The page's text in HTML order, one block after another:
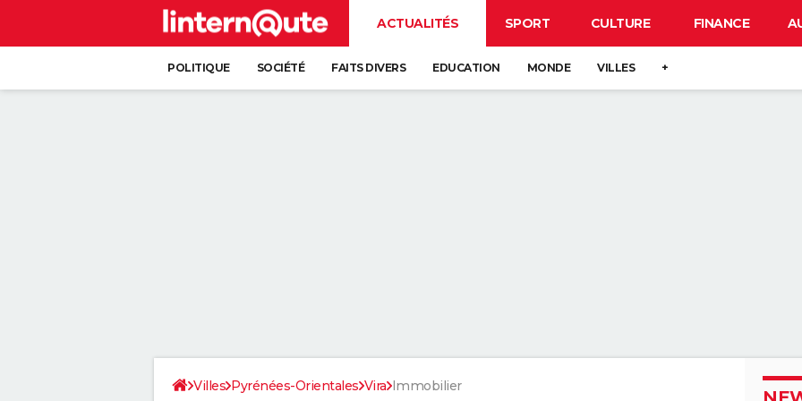
ACTUALITÉS SPORT CULTURE FINANCE
POLITIQUE SOCIÉTÉ FAITS DIVERS EDUCATION MONDE VILLES +
Villes Pyrénées-Orientales Vira Immobilier